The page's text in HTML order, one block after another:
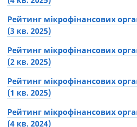
До уваги представників МФО:
компанія має ліцензію НБУ,
нових клієнтів, ще не
напишіть нам на
посилання на цей рейтинг, на
юридичну назву і код ЄДРПОУ
Рейтинг мікрофінансових
(3 кв. 2025)
Рейтинг мікрофінансових
(2 кв. 2025)
Рейтинг мікрофінансових
(1 кв. 2025)
Рейтинг мікрофінансових
(4 кв. 2024)